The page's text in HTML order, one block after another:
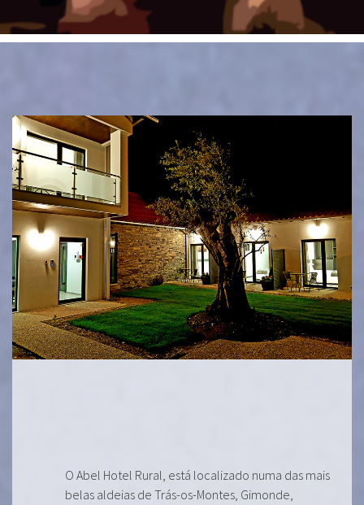
O Abel Hotel Rural, está localizado numa das mais
belas aldeias de Trás-os-Montes, Gimonde,